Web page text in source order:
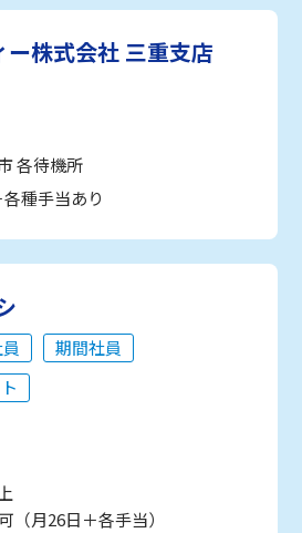
ー株式会社 三重支店
各待機所
種手当あり
期間社員
月26日＋各手当）